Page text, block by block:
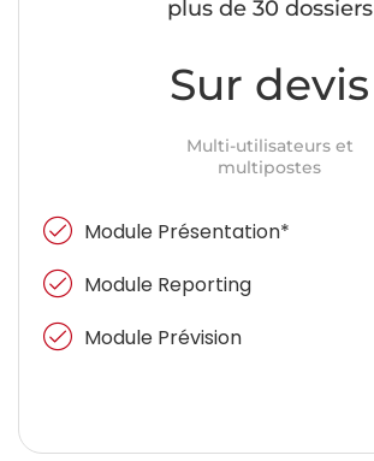
plus de 30 dossiers
Sur devis
Multi-utilisateurs et
multipostes
Module Présentation*
Module Reporting
Module Prévision